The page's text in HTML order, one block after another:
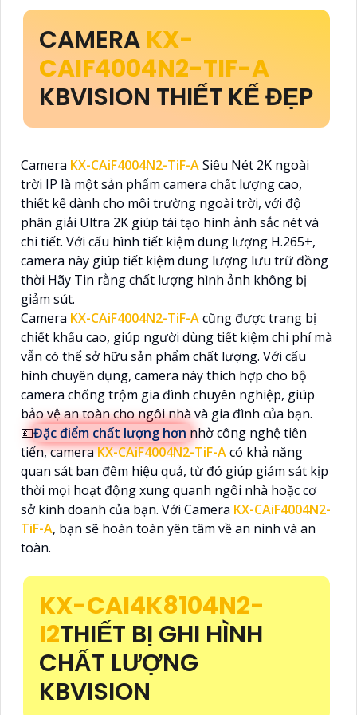
CAMERA KX-
CAIF4004N2-TIF-A
KBVISION THIẾT KẾ ĐẸP
Camera KX-CAiF4004N2-TiF-ASiêu Nét 2K ngoài
trời IP là một sản phẩm camera chất lượng cao,
thiết kế dành cho môi trường ngoài trời, với độ
phân giải Ultra 2K giúp tái tạo hình ảnh sắc nét và
chi tiết. Với cấu hình tiết kiệm dung lượng H.265+,
camera này giúp tiết kiệm dung lượng lưu trữ đồng
thời Hãy Tin rằng chất lượng hình ảnh không bị
giảm sút.
Camera KX-CAiF4004N2-TiF-Acũng được trang bị
chiết khấu cao, giúp người dùng tiết kiệm chi phí mà
vẫn có thể sở hữu sản phẩm chất lượng. Với cấu
hình chuyên dụng, camera này thích hợp cho bộ
camera chống trộm gia đình chuyên nghiệp, giúp
bảo vệ an toàn cho ngôi nhà và gia đình của bạn.
💷Đặc điểm chất lượng hơn nhờ công nghệ tiên
tiến, cameraKX-CAiF4004N2-TiF-Acó khả năng
quan sát ban đêm hiệu quả, từ đó giúp giám sát kịp
thời mọi hoạt động xung quanh ngôi nhà hoặc cơ
sở kinh doanh của bạn. Với Camera KX-CAiF4004N2-
TiF-A, bạn sẽ hoàn toàn yên tâm về an ninh và an
toàn.
KX-CAI4K8104N2-
I2THIẾT BỊ GHI HÌNH
CHẤT LƯỢNG
KBVISION